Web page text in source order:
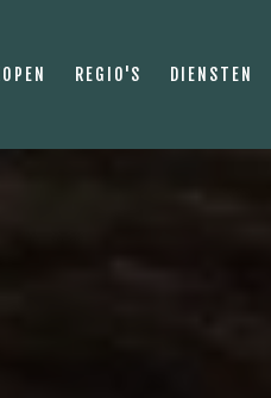
REGIO'S DIENSTEN